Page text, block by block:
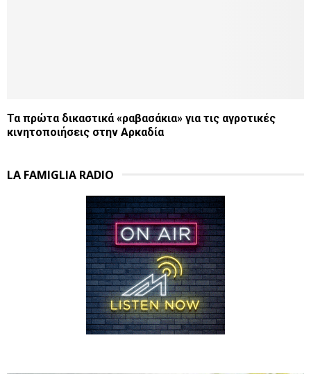
Τα πρώτα δικαστικά «ραβασάκια» για τις αγροτικές
κινητοποιήσεις στην Αρκαδία
LA FAMIGLIA RADIO